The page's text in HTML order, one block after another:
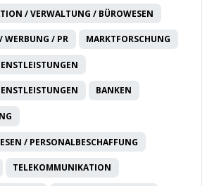
/ VERWALTUNG / BÜROWESEN
WERBUNG / PR MARKTFORSCHUNG
BANKEN
/ PERSONALBESCHAFFUNG
TELEKOMMUNIKATION